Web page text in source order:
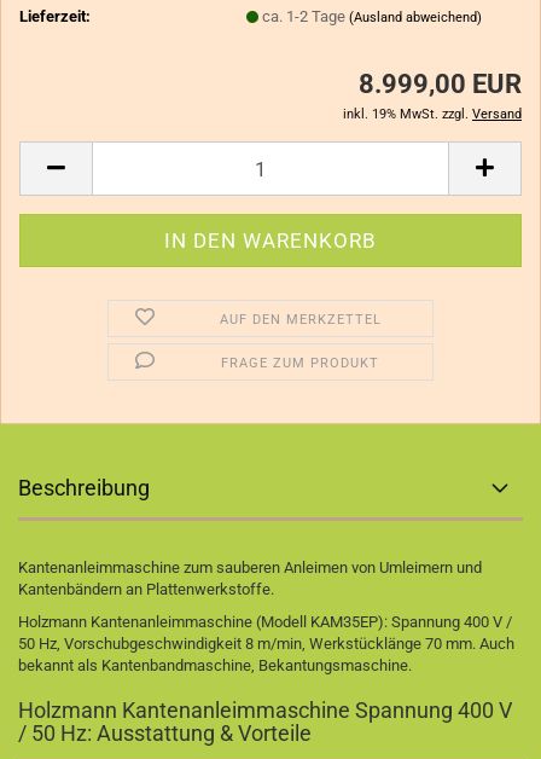
Lieferzeit: ca. 1-2 Tage(Ausland abweichend)
8.999,00 EUR
inkl. 19% MwSt. zzgl. Versand
AUF DEN MERKZETTEL
FRAGE ZUM PRODUKT
Beschreibung
Kantenanleimmaschine zum sauberen Anleimen von Umleimern und
Kantenbändern an Plattenwerkstoffe.
Holzmann Kantenanleimmaschine (Modell KAM35EP): Spannung 400 V /
50 Hz, Vorschubgeschwindigkeit 8 m/min, Werkstücklänge 70 mm. Auch
bekannt als Kantenbandmaschine, Bekantungsmaschine.
Holzmann Kantenanleimmaschine Spannung 400 V
/ 50 Hz: Ausstattung & Vorteile